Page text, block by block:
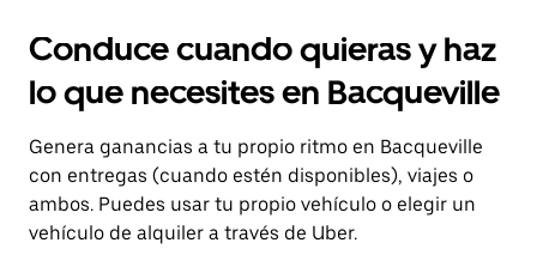
Conduce cuando quieras y haz
lo que necesites en Bacqueville
Genera ganancias a tu propio ritmo en Bacqueville
con entregas (cuando estén disponibles), viajes o
ambos. Puedes usar tu propio vehículo o elegir un
vehículo de alquiler a través de Uber.